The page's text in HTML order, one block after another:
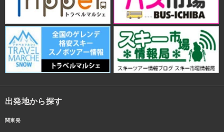
出発地から探す
関東発